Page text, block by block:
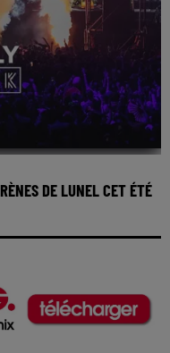
DE LUNEL CET ÉTÉ